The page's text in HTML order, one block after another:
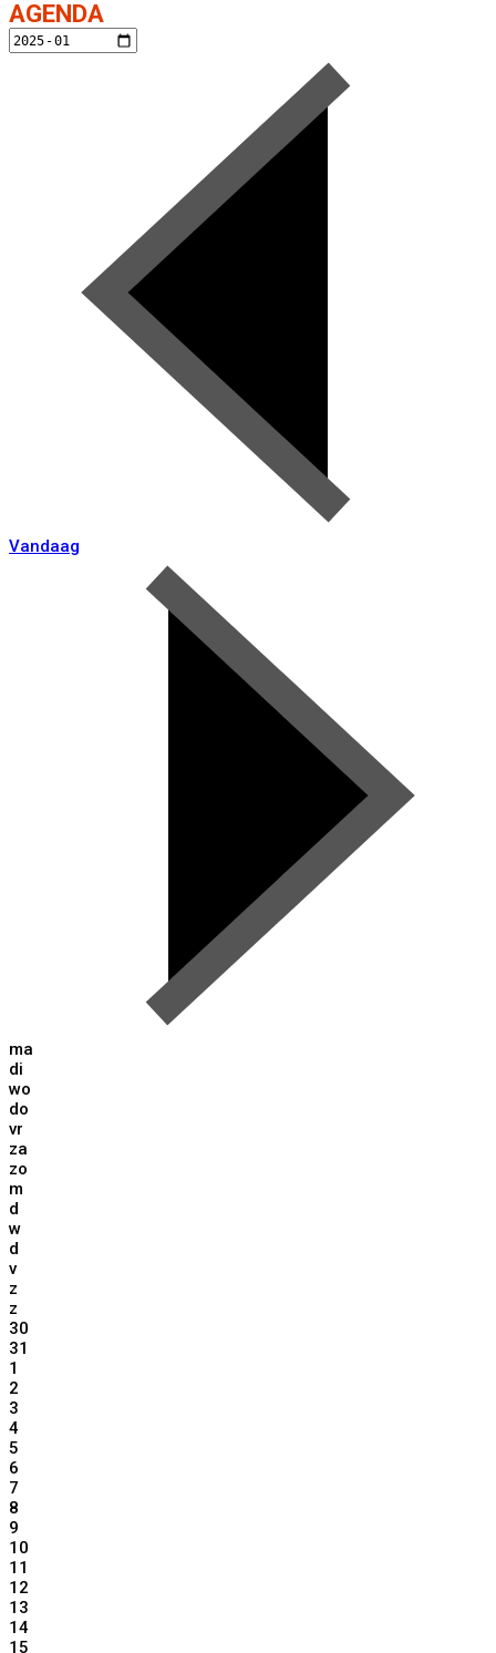
AGENDA
Vandaag
ma
di
wo
do
vr
za
zo
m
d
w
d
v
z
z
30
31
1
2
3
4
5
6
7
8
9
10
11
12
13
14
15